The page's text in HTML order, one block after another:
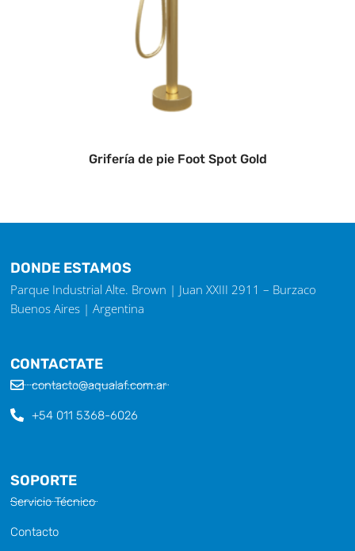
Grifería de pie Foot Spot Gold
DONDE ESTAMOS
Parque Industrial Alte. Brown | Juan XXIII 2911 – Burzaco
Buenos Aires | Argentina
CONTACTATE
contacto@aqualaf.com.ar
+54 011 5368-6026
SOPORTE
Servicio Técnico
Contacto